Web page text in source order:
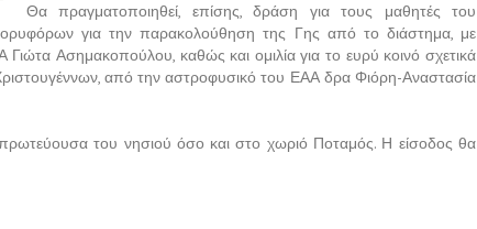
Θα πραγματοποιηθεί, επίσης, δράση για τους μαθητές του
για την παρακολούθηση της Γης από το διάστημα, με
Ασημακοπούλου, καθώς και ομιλία για το ευρύ κοινό σχετικά
από την αστροφυσικό του ΕΑΑ δρα Φιόρη-Αναστασία
του νησιού όσο και στο χωριό Ποταμός. Η είσοδος θα